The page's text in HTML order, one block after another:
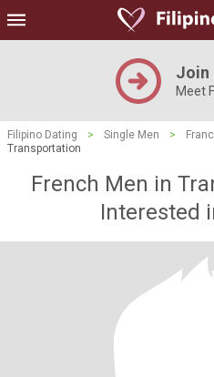
Join
Meet
Filipino Dating > Single Men >
Transportation
French Men in
Interested